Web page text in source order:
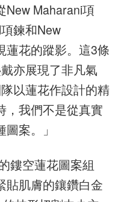
New Maharani項
鍊和New
蓮花的蹤影。這3條
亦展現了非凡氣
以蓮花作設計的精
，我們不是從真實
案。」
鏤空蓮花圖案組
貼肌膚的鑲鑽白金